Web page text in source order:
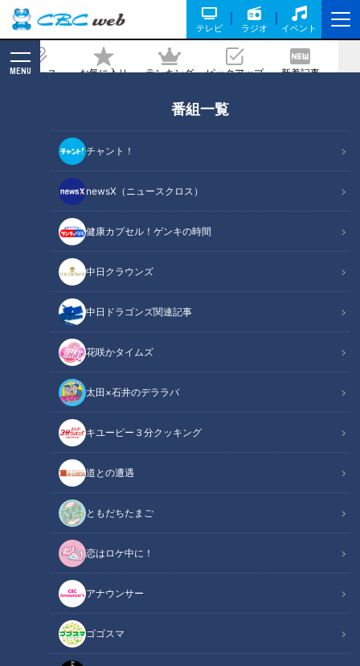
テレビ ラジオ イベント
ニュース お気に入り ランキング ピックアップ 新着記事
MENU
番組一覧
チャント！
newsX（ニュースクロス）
健康カプセル！ゲンキの時間
中日クラウンズ
中日ドラゴンズ関連記事
花咲かタイムズ
太田×石井のデララバ
キユーピー３分クッキング
道との遭遇
ともだちたまご
恋はロケ中に！
アナウンサー
ゴゴスマ
裏技があった！？スーパーで見つけたベ
テラン主婦のアイデアを大公開
2024/02/14 16:50
CBCテレビ：画像『チャント！』
チャント！
「チャント！」特集
ちょっと気になる、他人の買い物カゴの中身。スーパーで買い
物を終えた皆さんにカゴの中を見せてもらうのが「カゴ中大調
査」です。今日は何を買いましたか？その食材で何を作ります
か？名古屋市熱田区にある「サポーレ熱田伏見通り店」で調査
しました。